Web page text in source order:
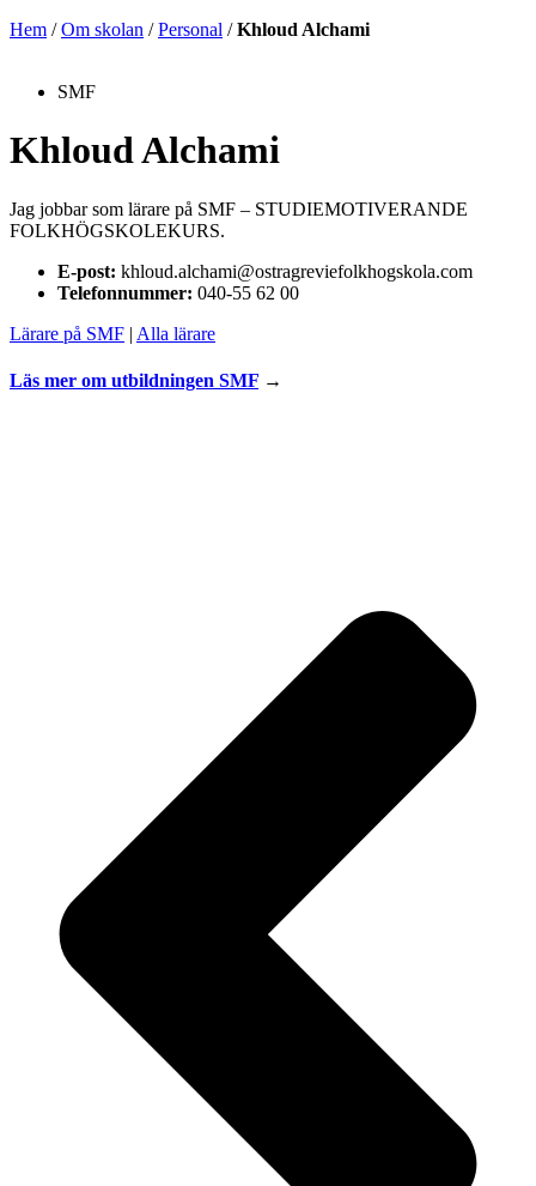
Hem /Om skolan /Personal /Khloud Alchami
SMF
Khloud Alchami
Jag jobbar som lärare på SMF – STUDIEMOTIVERANDE
FOLKHÖGSKOLEKURS.
E-post: khloud.alchami@ostragreviefolkhogskola.com
Telefonnummer: 040-55 62 00
Lärare på SMF | Alla lärare
Läs mer om utbildningen SMF →